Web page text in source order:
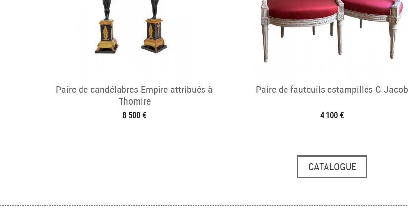
Paire de candélabres Empire attribués à
Thomire
8 500 €
Paire de fauteuils estampillés G Jacob
4 100 €
CATALOGUE